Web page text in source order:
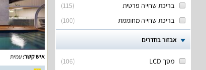
(
115
)
בריכת שחייה פרטית
(
100
) בריכת שחייה מחוממת
אבזור בחדרים
(
106
)
מסך LCD
איש קשר:עמית